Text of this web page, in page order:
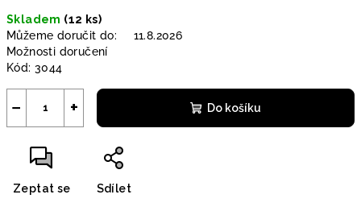
cena:
Skladem (12 ks)
Můžeme doručit do:
11.8.2026
Možnosti doručení
Kód: 3044
+
− Do košíku
Zeptat se Sdílet